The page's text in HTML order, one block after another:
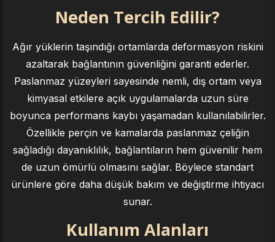
Neden Tercih Edilir?
Ağır yüklerin taşındığı ortamlarda deformasyon riskini
azaltarak bağlantının güvenliğini garanti ederler.
Paslanmaz yüzeyleri sayesinde nemli, dış ortam veya
kimyasal etkilere açık uygulamalarda uzun süre
boyunca performans kaybı yaşamadan kullanılabilirler.
Özellikle perçin ve kamalarda paslanmaz çeliğin
sağladığı dayanıklılık, bağlantıların hem güvenilir hem
de uzun ömürlü olmasını sağlar. Böylece standart
ürünlere göre daha düşük bakım ve değiştirme ihtiyacı
sunar.
Kullanım Alanları